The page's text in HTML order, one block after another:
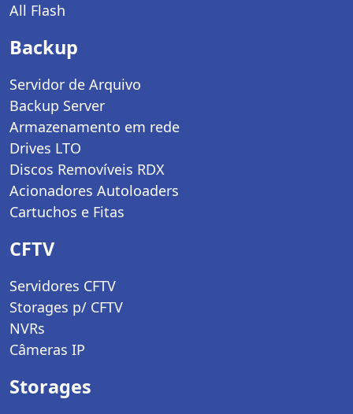
All Flash
Backup
Servidor de Arquivo
Backup Server
Armazenamento em rede
Drives LTO
Discos Removíveis RDX
Acionadores Autoloaders
Cartuchos e Fitas
CFTV
Servidores CFTV
Storages p/ CFTV
NVRs
Câmeras IP
Storages